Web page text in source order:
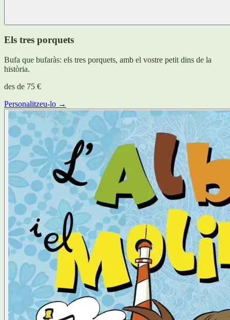
Els tres porquets
Bufa que bufaràs: els tres porquets, amb el vostre petit dins de la
història.
des de 75 €
Personalitzeu-lo →